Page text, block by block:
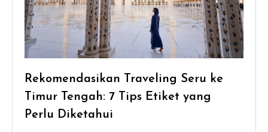
Rekomendasikan Traveling Seru ke
Timur Tengah: 7 Tips Etiket yang
Perlu Diketahui